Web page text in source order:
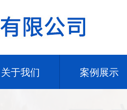
关于我们 案例展示